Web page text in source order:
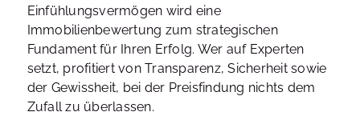
Einfühlungsvermögen wird eine
Immobilienbewertung zum strategischen
Fundament für Ihren Erfolg. Wer auf Experten
setzt, profitiert von Transparenz, Sicherheit sowie
der Gewissheit, bei der Preisfindung nichts dem
Zufall zu überlassen.